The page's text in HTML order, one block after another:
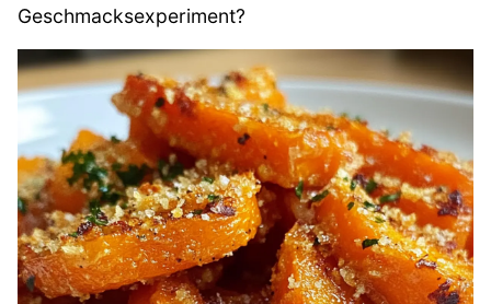
Geschmacksexperiment?